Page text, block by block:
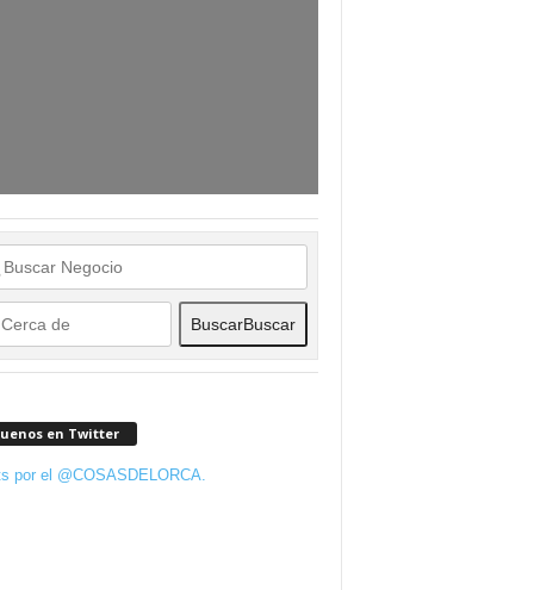
BuscarBuscar
en Twitter
por el @COSASDELORCA.